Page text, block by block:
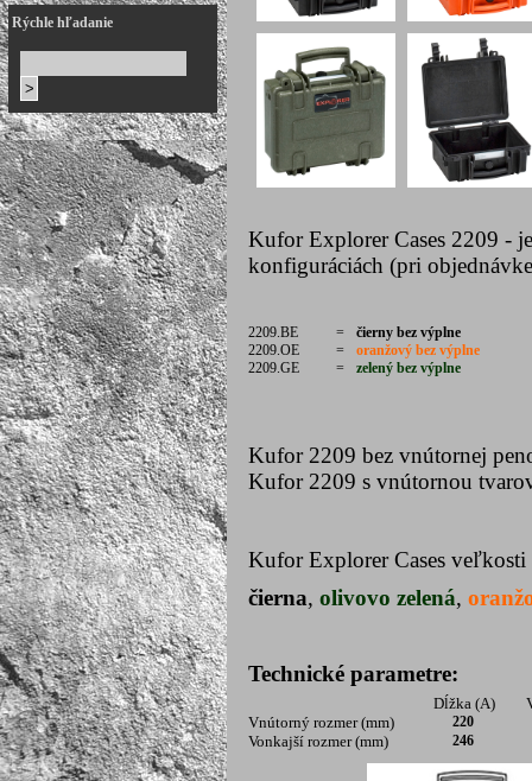
Rýchle hľadanie
Kufor Explorer Cases 2209 -
konfiguráciách (pri
2209.BE =
čierny bez výplne
2209.OE
=
oranžový bez výplne
2209.GE
= zelený bez výplne
Kufor 2209 bez vnútornej
Kufor 2209 s vnútornou
Kufor Explorer Cases
čierna, olivovo zelená,
Technické parametre:
Dĺžka (A)
Vnútorný rozmer (mm)
220
Vonkajší rozmer (mm) 246